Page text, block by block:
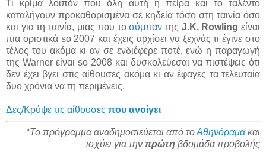
Τι κρίμα λοιπόν που όλη αυτή η πείρα και το ταλέντο
καταλήγουν προκαθορισμένα σε κηδεία τόσο στη ταινία όσο
και για τη ταινία, μιας που τοσύμπαν της J.K. Rowling είναι
πια οριστικά so 2007 και έχεις αρχίσει να ξεχνάς τι έγινε στο
τέλος του ακόμα κι αν σε ενδιέφερε ποτέ, ενώ η παραγωγή
της Warner είναι so 2008 και δυσκολεύεσαι να πιστέψεις ότι
δεν έχει βγει στις αίθουσες ακόμα κι αν έφαγες τα τελευταία
δυο χρόνια να τη περιμένεις.
Δες/Κρύψε τις αίθουσες που ανοίγει
*Το πρόγραμμα αναδημοσιεύεται από τοΑθηνόραμακαι
ισχύει για την πρώτη βδομάδα προβολής